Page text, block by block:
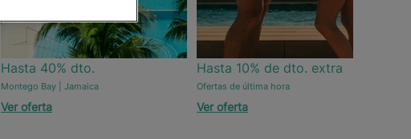
Hasta 40% dto.
Montego Bay | Jamaica
Ver oferta
Hasta 10% de dto. extra
Ofertas de última hora
Ver oferta